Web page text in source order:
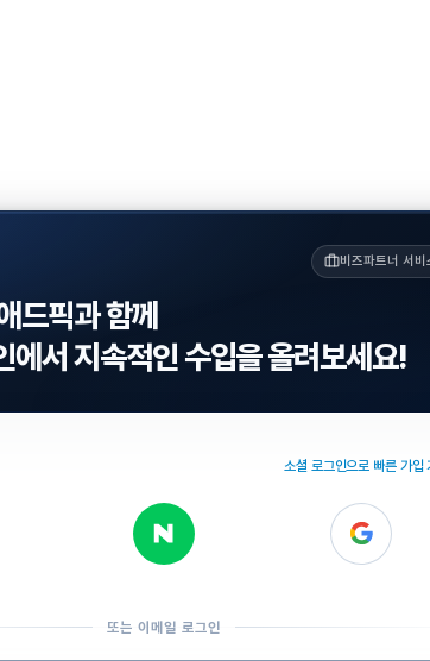
비즈파트너 서비
드픽과 함께
에서 지속적인 수입을 올려보세요!
소셜 로그인으로 빠른 가입
또는 이메일 로그인